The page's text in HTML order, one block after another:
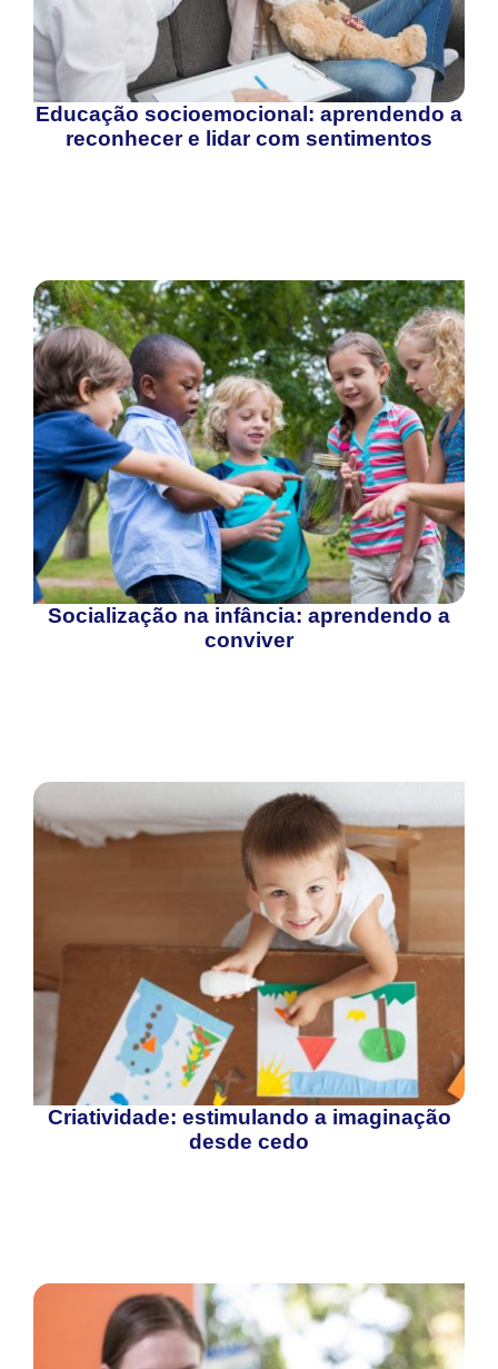
Educação socioemocional: aprendendo a
reconhecer e lidar com sentimentos
Socialização na infância: aprendendo a
conviver
Criatividade: estimulando a imaginação
desde cedo